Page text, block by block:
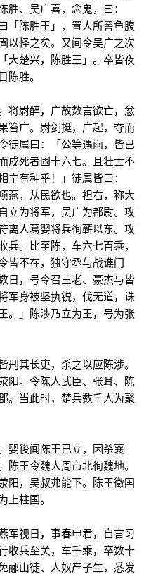
胜、吴广喜，念鬼，曰：
「陈胜王」，置人所罾鱼腹
以怪之矣。又间令吴广之次
大楚兴，陈胜王」。卒皆夜
陈胜。
尉醉，广故数言欲亡，忿
笞广。尉剑挺，广起，夺而
徒属曰：「公等遇雨，皆已
戍死者固十六七。且壮士不
宁有种乎！」徒属皆曰：
燕，从民欲也。袒右，称大
立为将军，吴广为都尉。攻
离人葛婴将兵徇蕲以东。攻
兵。比至陈，车六七百乘，
皆不在，独守丞与战谯门
日，号令召三老、豪杰与皆
军身被坚执锐，伐无道，诛
。」陈涉乃立为王，号为张
其长吏，杀之以应陈涉。
阳。令陈人武臣、张耳、陈
。当此时，楚兵数千人为聚
後闻陈王已立，因杀襄
陈王令魏人周市北徇魏地。
阳，吴叔弗能下。陈王徵国
上柱国。
视日，事春申君，自言习
收兵至关，车千乘，卒数十
郦山徒、人奴产子生，悉发